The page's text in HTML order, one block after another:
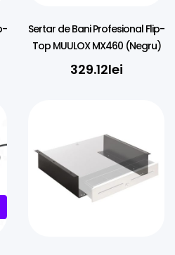
Sertar de Bani Profesional Flip-
Top MUULOX MX460 (Negru)
329.12lei